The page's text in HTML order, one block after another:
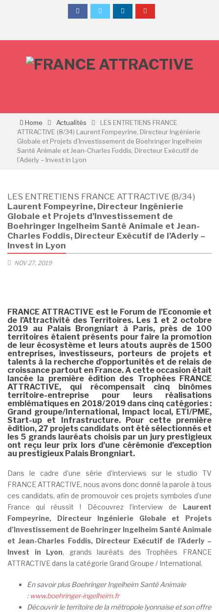
Home Actualités
LES ENTRETIENS FRANCE
ATTRACTIVE (8/34) Laurent Fompeyrine, Directeur Ingénierie
Globale et Projets d’Investissement de Boehringer Ingelheim
Santé Animale et Jean-Charles Foddis, Directeur Exécutif de
l’Aderly – Invest in Lyon
LES ENTRETIENS FRANCE ATTRACTIVE (8/34)
Laurent Fompeyrine, Directeur Ingénierie
Globale et Projets d’Investissement de
Boehringer Ingelheim Santé Animale et Jean-
Charles Foddis, Directeur Exécutif de l’Aderly –
Invest in Lyon
NOV 27, 2019
FRANCE ATTRACTIVE est le Forum de l’Economie et
de l’Attractivité des Territoires. Les 1 et 2 octobre
2019 au Palais Brongniart à Paris, près de 100
territoires étaient présents pour faire la promotion
de leur écosystème et leurs atouts auprès de 1500
entreprises, investisseurs, porteurs de projets et
talents à la recherche d’opportunités et de relais de
croissance partout en France.A cette occasion était
lancée la première édition des Trophées FRANCE
ATTRACTIVE, qui récompensait cinq binômes
territoire-entreprise pour leurs réalisations
emblématiques en 2018/2019 dans cinq catégories:
Grand groupe/International, Impact local, ETI/PME,
Start-up et Infrastructure. Pour cette première
édition, 27 projets candidats ont été sélectionnés et
les 5 grands lauréats choisis par un jury prestigieux
ont reçu leur prix lors d’une cérémonie d’exception
au prestigieux Palais Brongniart.
Dans le cadre d’une série d’interviews sur le studio TV
FRANCE ATTRACTIVE, nous avons donc donné la parole à tous
ces candidats, afin de promouvoir ces projets symboles d’une
France qui réussit ! Découvrez l’interview de Laurent
Fompeyrine, Directeur Ingénierie Globale et Projets
d’Investissement de Boehringer Ingelheim Santé Animale
et Jean-Charles Foddis, Directeur Exécutif de l’Aderly –
Invest in Lyon, grands lauréats des Trophées FRANCE
ATTRACTIVE dans la catégorie Grand Groupe / International.
En savoir plus Boehringer Ingelheim Santé Animale
: www.boehringer-ingelheim.fr
Découvrir le territoire de la métropole lyonnaise et son offre